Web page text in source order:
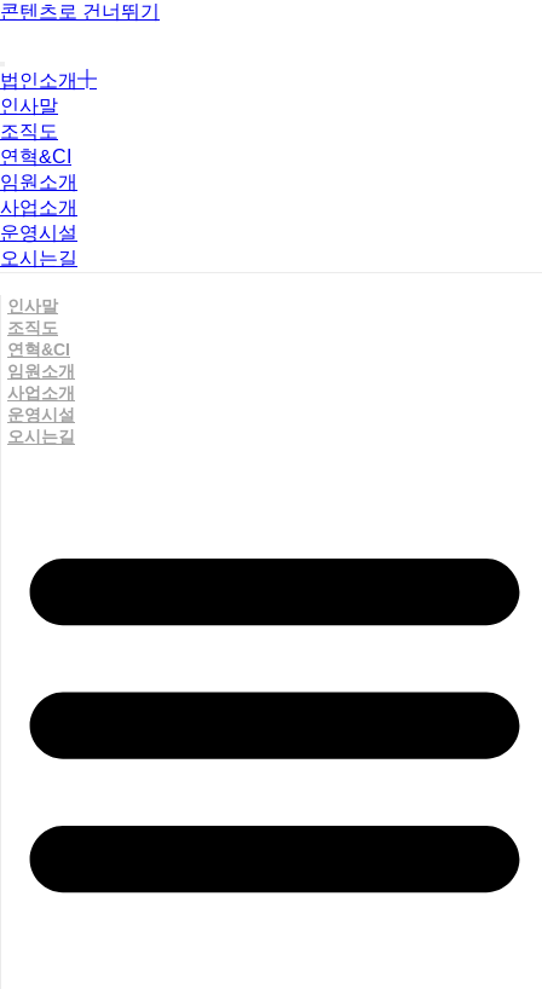
콘텐츠로 건너뛰기
법인소개
인사말
조직도
연혁&CI
임원소개
사업소개
운영시설
오시는길
인사말
조직도
연혁&CI
임원소개
사업소개
운영시설
오시는길